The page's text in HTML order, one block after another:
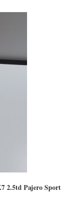
2.5td Pajero Sport